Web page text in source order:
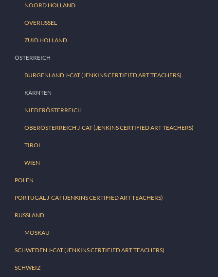
NOORD HOLLAND
OVERIJSSEL
ZUID HOLLAND
ÖSTERREICH
BURGENLAND J-CAT (JENKINS CERTIFIED ART TEACHERS)
KÄRNTEN
NIEDERÖSTERREICH
OBERÖSTERREICH J-CAT (JENKINS CERTIFIED ART TEACHERS)
TIROL
WIEN
POLEN
PORTUGAL J-CAT (JENKINS CERTIFIED ART TEACHERS)
RUSSLAND
MOSKAU
SCHWEDEN J-CAT (JENKINS CERTIFIED ART TEACHERS)
SCHWEIZ